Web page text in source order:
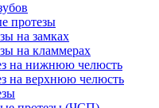
протезы
на замках
на кламмерах
на нижнюю челюсть
на верхнюю челюсть